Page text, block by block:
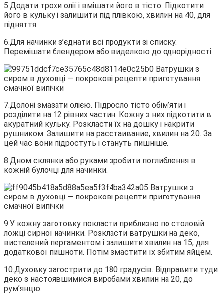
5.Додати трохи олії і вмішати його в тісто. Підкотити
його в кульку і залишити під плівкою, хвилин на 40, для
підняття.
6.Для начинки з’єднати всі продукти зі списку.
Перемішати блендером або виделкою до однорідності.
7.Долоні змазати олією. Підросло тісто обім’яти і
розділити на 12 рівних частин. Кожну з них підкотити в
акуратний кульку. Розкласти їх на дошку і накрити
рушником. Залишити на расстаивание, хвилин на 20. За
цей час вони підростуть і стануть пишніше.
8.Дном склянки або руками зробити поглиблення в
кожній булочці для начинки.
9.У кожну заготовку покласти приблизно по столовій
ложці сирної начинки. Розкласти ватрушки на деко,
вистелений пергаментом і залишити хвилин на 15, для
додаткової пишноти. Потім змастити їх збитим яйцем.
10.Духовку загострити до 180 градусів. Відправити туди
деко з настоявшимися виробами хвилин на 20, до
рум’янцю.